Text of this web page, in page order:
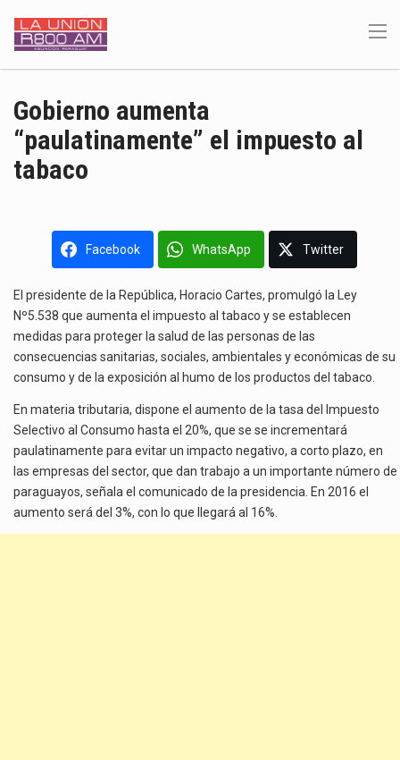
Gobierno aumenta
“paulatinamente” el impuesto al
tabaco
Facebook WhatsApp Twitter
El presidente de la República, Horacio Cartes, promulgó la Ley
Nº5.538 que aumenta el impuesto al tabaco y se establecen
medidas para proteger la salud de las personas de las
consecuencias sanitarias, sociales, ambientales y económicas de su
consumo y de la exposición al humo de los productos del tabaco.
En materia tributaria, dispone el aumento de la tasa del Impuesto
Selectivo al Consumo hasta el 20%, que se se incrementará
paulatinamente para evitar un impacto negativo, a corto plazo, en
las empresas del sector, que dan trabajo a un importante número de
paraguayos, señala el comunicado de la presidencia. En 2016 el
aumento será del 3%, con lo que llegará al 16%.